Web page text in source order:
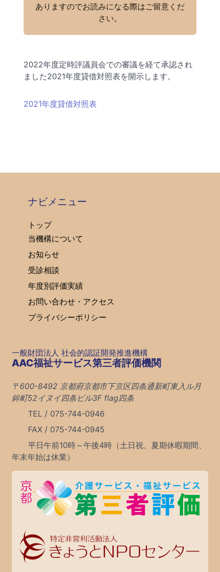
ありますのでお読みになる際はご留意くだ
さい。
2022年度定時評議員会での審議を経て承認され
ました2021年度貸借対照表を開示します。
2021年度貸借対照表
ナビメニュー
トップ
当機構について
お知らせ
受診相談
年度別評価実績
お問い合わせ・アクセス
プライバシーポリシー
一般財団法人 社会的認証開発推進機構
AAC福祉サービス第三者評価機関
〒600-8492 京都府京都市下京区四条通新町東入ル月
鉾町52イヌイ四条ビル3F flag四条
TEL / 075-744-0946
FAX / 075-744-0945
平日午前10時～午後4時（土日祝、夏期休暇期間、
年末年始は休業）